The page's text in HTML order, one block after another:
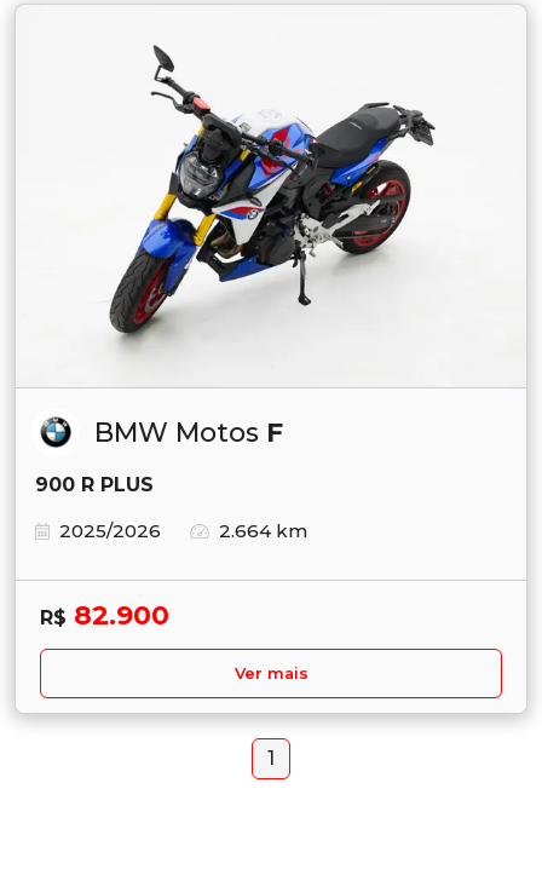
BMW Motos F
900 R PLUS
2025/2026
2.664 km
R$ 82.900
Ver mais
1